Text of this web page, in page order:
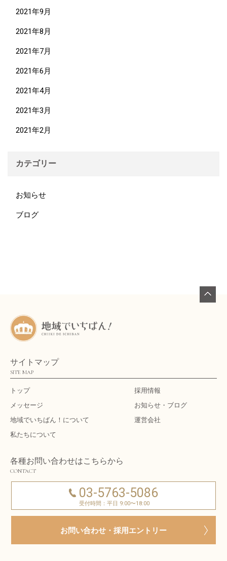
2021年9月
2021年8月
2021年7月
2021年6月
2021年4月
2021年3月
2021年2月
カテゴリー
お知らせ
ブログ
サイトマップ
SITE MAP
トップ
採用情報
メッセージ
お知らせ・ブログ
地域でいちばん！について
運営会社
私たちについて
各種お問い合わせはこちらから
CONTACT
03-5763-5086
受付時間：平日 9:00〜18:00
お問い合わせ・採用エントリー